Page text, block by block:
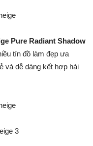
Pure Radiant Shadow
tín đồ làm đẹp ưa
và dễ dàng kết hợp hài